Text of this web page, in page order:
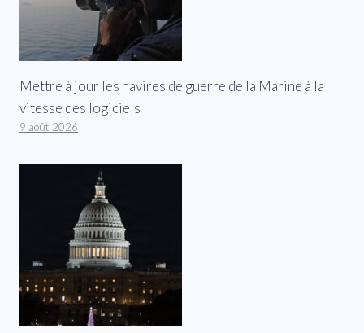
Mettre à jour les navires de guerre de la Marine à la
vitesse des logiciels
9 août 2026